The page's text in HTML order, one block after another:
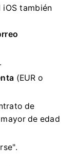
también
(EUR o
de
de edad